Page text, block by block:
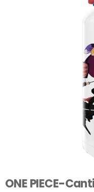
ONE PIECE-